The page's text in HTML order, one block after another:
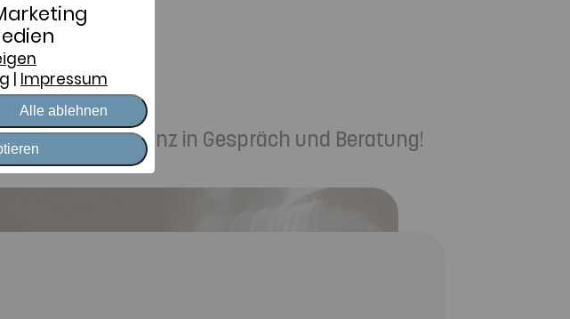
Impressum
Alle ablehnen
Sie
Distanz in Gespräch und Beratung!